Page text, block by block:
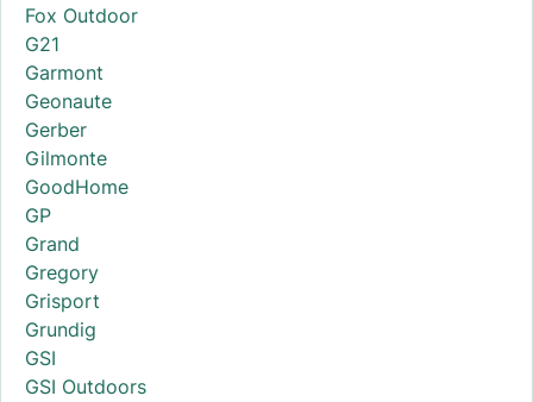
Fox Outdoor
G21
Garmont
Geonaute
Gerber
Gilmonte
GoodHome
GP
Grand
Gregory
Grisport
Grundig
GSI
GSI Outdoors